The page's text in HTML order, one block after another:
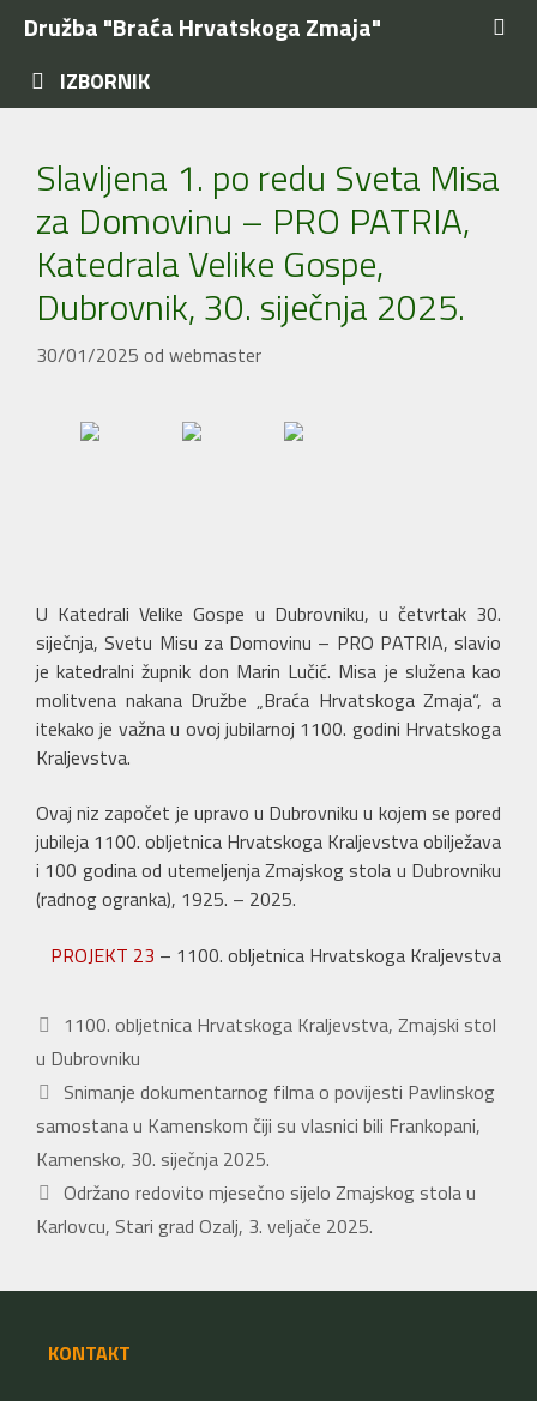
Preskoči
sadržaj
Družba "Braća Hrvatskoga Zmaja"
IZBORNIK
Slavljena 1. po redu Sveta Misa
za Domovinu – PRO PATRIA,
Katedrala Velike Gospe,
Dubrovnik, 30. siječnja 2025.
30/01/2025 od webmaster
U Katedrali Velike Gospe u Dubrovniku, u četvrtak 30.
siječnja, Svetu Misu za Domovinu – PRO PATRIA, slavio
je katedralni župnik don Marin Lučić. Misa je služena kao
molitvena nakana Družbe „Braća Hrvatskoga Zmaja“, a
itekako je važna u ovoj jubilarnoj 1100. godini Hrvatskoga
Kraljevstva.
Ovaj niz započet je upravo u Dubrovniku u kojem se pored
jubileja 1100. obljetnica Hrvatskoga Kraljevstva obilježava
i 100 godina od utemeljenja Zmajskog stola u Dubrovniku
(radnog ogranka), 1925. – 2025.
PROJEKT 23 – 1100. obljetnica Hrvatskoga Kraljevstva
Kategorije
1100. obljetnica Hrvatskoga Kraljevstva, Zmajski stol
u Dubrovniku
Snimanje dokumentarnog filma o povijesti Pavlinskog
samostana u Kamenskom čiji su vlasnici bili Frankopani,
Kamensko, 30. siječnja 2025.
Održano redovito mjesečno sijelo Zmajskog stola u
Karlovcu, Stari grad Ozalj, 3. veljače 2025.
KONTAKT